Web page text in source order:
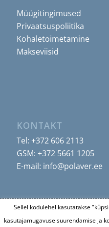
Müügitingimused
Privaatsuspoliitika
Kohaletoimetamine
Makseviisid
KONTAKT
Tel: +372 606 2113
GSM: +372 5661 1205
E-mail: info@polaver.ee
Sellel kodulehel kasutatakse
kasutajamugavuse suurendamise ja